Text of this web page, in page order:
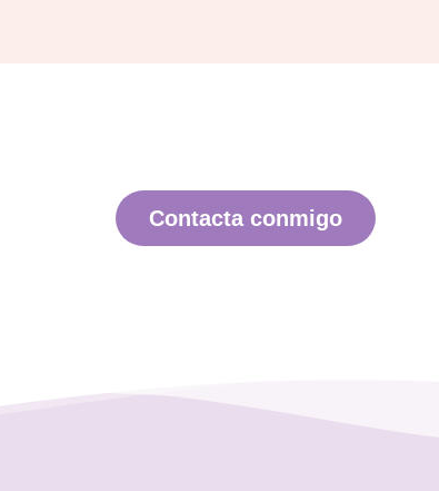
Contacta conmigo